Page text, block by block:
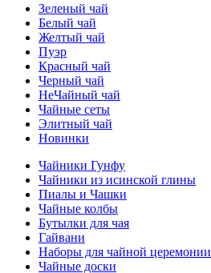
Зеленый чай
Белый чай
Желтый чай
Пуэр
Красный чай
Черный чай
НеЧайный чай
Чайные сеты
Элитный чай
Новинки
Чайники Гунфу
Чайники из исинской глины
Пиалы и Чашки
Чайные колбы
Бутылки для чая
Гайвани
Наборы для чайной церемонии
Чайные доски